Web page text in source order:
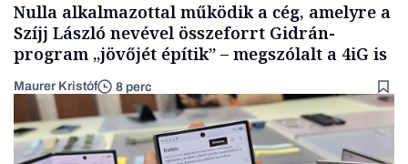
Nulla alkalmazottal működik a cég, amelyre a
Szíjj László nevével összeforrt Gidrán-
program „jövőjét építik” – megszólalt a 4iG is
Maurer Kristóf 8 perc